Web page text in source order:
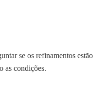
se os refinamentos estão
as condições.